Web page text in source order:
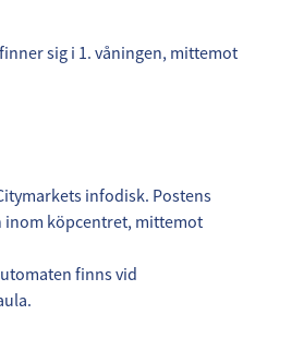
sig i 1. våningen, mittemot
infodisk. Postens
inom köpcentret, mittemot
finns vid